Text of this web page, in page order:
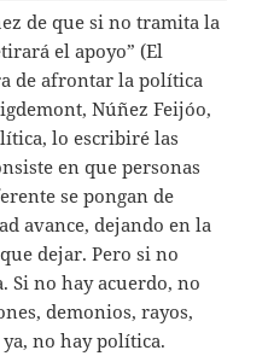
de que si no tramita la
el apoyo” (El
de afrontar la política
Núñez Feijóo,
lo escribiré las
en que personas
se pongan de
avance, dejando en la
dejar. Pero si no
Si no hay acuerdo, no
demonios, rayos,
no hay política.